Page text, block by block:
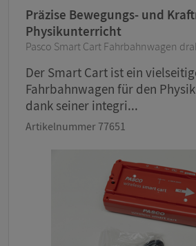
Präzise Bewegungs- und
Physikunterricht
Pasco Smart Cart Fahrbahnwagen
Der Smart Cart ist ein
Fahrbahnwagen für den
dank seiner integri...
Artikelnummer 77651